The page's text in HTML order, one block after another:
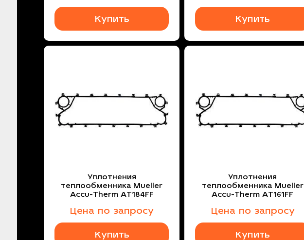
Купить Купить
Уплотнения
теплообменника Mueller
Accu-Therm AT184FF
Цена по запросу
Купить
Уплотнения
теплообменника Mueller
Accu-Therm AT161FF
Цена по запросу
Купить